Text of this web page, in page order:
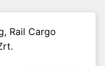
Rail Cargo